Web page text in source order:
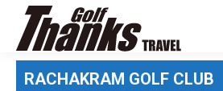
RACHAKRAM GOLF CLUB